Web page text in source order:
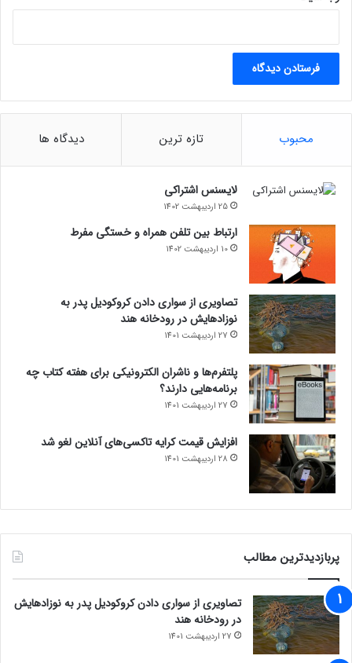
هوش مصنوعی چطور دنیای گیم رو عوض می‌کنه؟
تماشا از یوتیوب lastech پلاس
بازی‌های ویدیوییجنگ ستارگان
محبوب تازه ترین دیدگاه ها
لایسنس اشتراکی
25 اردیبهشت 1402
ارتباط بین تلفن همراه و خستگی مفرط
10 اردیبهشت 1402
تصاویری از سواری دادن کروکودیل پدر به
نوزادهایش در رودخانه هند
27 اردیبهشت 1401
پلتفرم‌ها و ناشران الکترونیکی برای هفته کتاب چه
برنامه‌هایی دارند؟
27 اردیبهشت 1401
افزایش قیمت کرایه تاکسی‌های آنلاین لغو شد
28 اردیبهشت 1401
پربازدیدترین مطالب
تصاویری از سواری دادن کروکودیل پدر به نوزادهایش
در رودخانه هند
27 اردیبهشت 1401